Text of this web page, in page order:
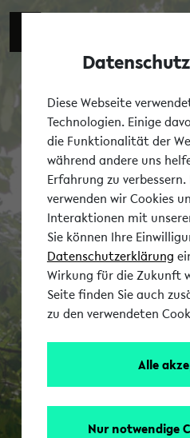
Diese Webseite
Technologien. Einige
die Funktionalität der
während andere uns
Erfahrung zu
verwenden wir Cookies
Interaktionen mit
Sie können Ihre
Datenschutzerklärung
Wirkung für die Zukunft
Seite finden Sie auch
zu den verwendeten
Alle
Nur notwendige